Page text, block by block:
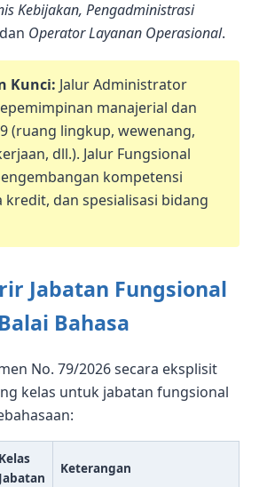
Kebijakan, Pengadministrasi
dan Operator Layanan Operasional.
Kunci: Jalur Administrator
manajerial dan
(ruang lingkup, wewenang,
dll.). Jalur Fungsional
kompetensi
kredit, dan spesialisasi bidang
Jabatan Fungsional
Bahasa
No. 79/2026 secara eksplisit
kelas untuk jabatan fungsional
Kelas
Jabatan
Keterangan